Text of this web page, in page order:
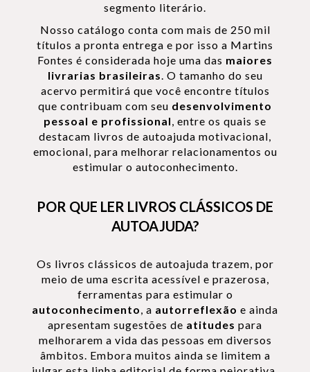
segmento literário.
Nosso catálogo conta com mais de 250 mil
títulos a pronta entrega e por isso a Martins
Fontes é considerada hoje uma das maiores
livrarias brasileiras. O tamanho do seu
acervo permitirá que você encontre títulos
que contribuam com seu desenvolvimento
pessoal e profissional, entre os quais se
destacam livros de autoajuda motivacional,
emocional, para melhorar relacionamentos ou
estimular o autoconhecimento.
POR QUE LER LIVROS CLÁSSICOS DE
AUTOAJUDA?
Os livros clássicos de autoajuda trazem, por
meio de uma escrita acessível e prazerosa,
ferramentas para estimular o
autoconhecimento, a autorreflexão e ainda
apresentam sugestões de atitudes para
melhorarem a vida das pessoas em diversos
âmbitos. Embora muitos ainda se limitem a